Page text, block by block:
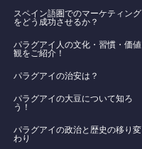
スペイン語圏でのマーケティング
をどう成功させるか？
パラグアイ人の文化・習慣・価値
観をご紹介！
​パラグアイの治安は？
パラグアイの大豆について知ろ
う！
​パラグアイの政治と歴史の移り変
わり